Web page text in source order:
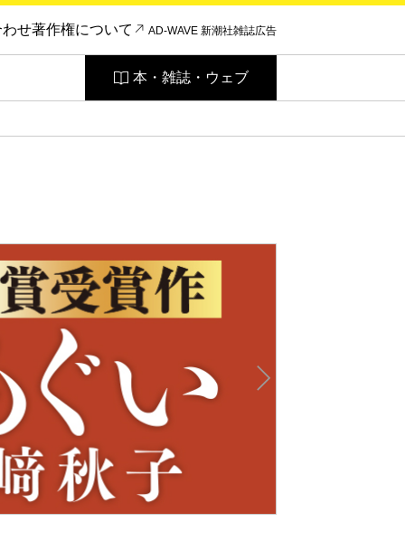
せ著作権について AD-WAVE 新潮社雑誌広告
本・雑誌・ウェブ